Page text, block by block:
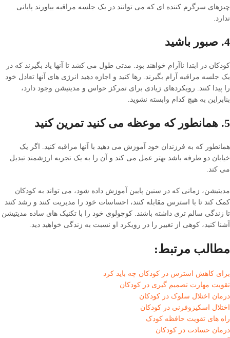
چیزهای سرگرم کننده ای که می توانند در یک جلسه مراقبه بیاورند پایانی
ندارد.
4. صبور باشید
کودکان در ابتدا ناآرام خواهند بود. مدتی طول می کشد تا آنها یاد بگیرند که در
یک جلسه مراقبه آرام بگیرند. رها کنید و اجازه دهید انرژی های آنها تعادل خود
را پیدا کنند. رویکردهای زیادی برای تمرکز حواس و مدیتیشن وجود دارد،
بنابراین به هیچ کدام وابسته نشوید.
5. همانطور که موعظه می کنید تمرین کنید
همانطور که به فرزندان خود آموزش می دهید با آنها مراقبه کنید. اگر یک
خیابان دو طرفه باشد بهتر عمل می کند و آن را به یک تجربه ارزشمند تبدیل
می کند.
مدیتیشن، زمانی که در سنین پایین آموزش داده شود، می تواند به کودکان
کمک کند تا با استرس مقابله کنند، احساسات خود را مدیریت کنند و رشد کنند
تا زندگی سالم تری داشته باشند. کوچولوی خود را با تکنیک های ساده مدیتیشن
آشنا کنید، کوهی از تغییر را در رویکرد او نسبت به زندگی خواهید دید.
مطالب مرتبط:
برای کاهش استرس در کودکان چه باید کرد
تقویت مهارت تصمیم گیری در کودکان
درمان اختلال سلوک در کودکان
اختلال اسکیزوفرنی در کودکان
راه های تقویت حافظه کودک
درمان حسادت در کودکان